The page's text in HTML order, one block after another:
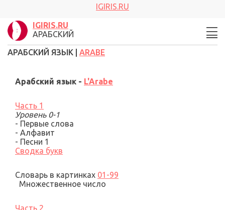
IGIRIS.RU
IGIRIS.RU
АРАБСКИЙ
АРАБСКИЙ ЯЗЫК | ARABE
Арабский язык - L'Arabe
Часть 1
Уровень 0-1
- Первые слова
- Алфавит
- Песни 1
Сводка букв
Словарь в картинках 01-99
Множественное число
Часть 2